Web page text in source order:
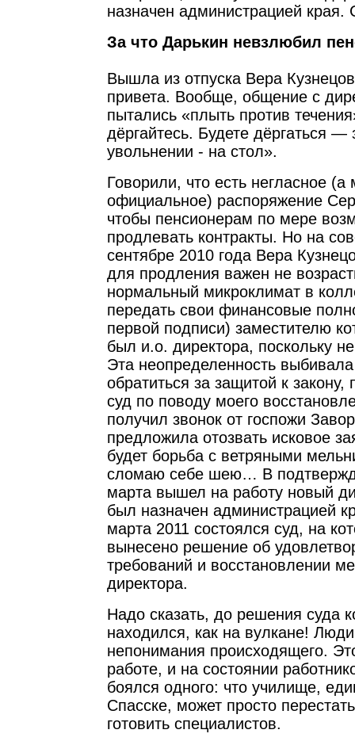
назначен администрацией края.
За что Дарькин невзлюбил
Вышла из отпуска Вера
привета. Вообще, общение с
пытались «плыть против
дёргайтесь. Будете дёргаться —
увольнении - на стол».
Говорили, что есть негласное (а
официальное) распоряжение
чтобы пенсионерам по мере
продлевать контракты. Но на
сентябре 2010 года Вера
для продления важен не
нормальный микроклимат в
передать свои финансовые
первой подписи) заместителю
был и.о. директора, поскольку
Эта неопределенность
обратиться за защитой к
суд по поводу моего
получил звонок от госпожи
предложила отозвать исковое
будет борьба с ветряными
сломаю себе шею… В
марта вышел на работу новый
был назначен администрацией
марта 2011 состоялся суд, на
вынесено решение об
требований и восстановлении
директора.
Надо сказать, до решения суда
находился, как на вулкане!
непонимания происходящего.
работе, и на состоянии
боялся одного: что училище,
Спасске, может просто
готовить специалистов.